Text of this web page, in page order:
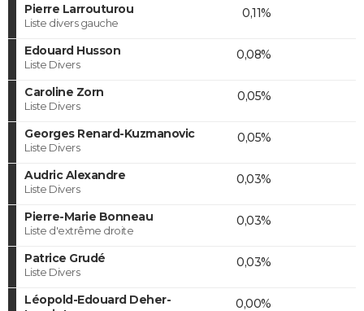
Pierre Larrouturou
Liste divers gauche
0,11%
Edouard Husson
Liste Divers
0,08%
Caroline Zorn
Liste Divers
0,05%
Georges Renard-Kuzmanovic
Liste Divers
0,05%
Audric Alexandre
Liste Divers
0,03%
Pierre-Marie Bonneau
Liste d'extrême droite
0,03%
Patrice Grudé
Liste Divers
0,03%
Léopold-Edouard Deher-
0,00%